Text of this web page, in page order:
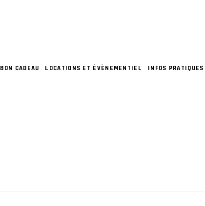
BON CADEAU LOCATIONS ET ÉVÈNEMENTIEL INFOS PRATIQUES